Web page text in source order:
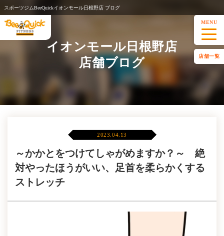
スポーツジムBeeQuickイオンモール日根野店 ブログ
MENU
店舗一覧
イオンモール日根野店
店舗ブログ
2023.04.13
～かかとをつけてしゃがめますか？～ 絶
対やったほうがいい、足首を柔らかくする
ストレッチ